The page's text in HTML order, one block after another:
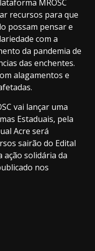
MROSC
recursos para que
possam pensar e
com a
da pandemia de
das enchentes.
alagamentos e
vai lançar uma
Estaduais, pela
Acre será
sairão do Edital
ação solidária da
nos